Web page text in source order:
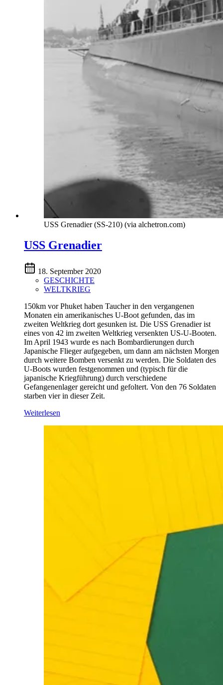
USS Grenadier (SS-210) (via alchetron.com)
USS Grenadier
18. September 2020
GESCHICHTE
WELTKRIEG
150km vor Phuket haben Taucher in den vergangenen
Monaten ein amerikanisches U-Boot gefunden, das im
zweiten Weltkrieg dort gesunken ist. Die USS Grenadier ist
eines von 42 im zweiten Weltkrieg versenkten US-U-Booten.
Im April 1943 wurde es nach Bombardierungen durch
Japanische Flieger aufgegeben, um dann am nächsten Morgen
durch weitere Bomben versenkt zu werden. Die Soldaten des
U-Boots wurden festgenommen und (typisch für die
japanische Kriegführung) durch verschiedene
Gefangenenlager gereicht und gefoltert. Von den 76 Soldaten
starben vier in dieser Zeit.
Weiterlesen